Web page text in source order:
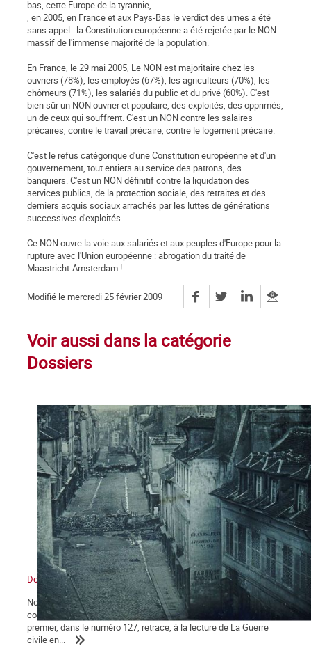
bas, cette Europe de la tyrannie,
, en 2005, en France et aux Pays-Bas le verdict des urnes a été
sans appel : la Constitution européenne a été rejetée par le NON
massif de l'immense majorité de la population.
En France, le 29 mai 2005, Le NON est majoritaire chez les
ouvriers (78%), les employés (67%), les agriculteurs (70%), les
chômeurs (71%), les salariés du public et du privé (60%). C'est
bien sûr un NON ouvrier et populaire, des exploités, des opprimés,
un de ceux qui souffrent. C'est un NON contre les salaires
précaires, contre le travail précaire, contre le logement précaire.
C'est le refus catégorique d'une Constitution européenne et d'un
gouvernement, tout entiers au service des patrons, des
banquiers. C'est un NON définitif contre la liquidation des
services publics, de la protection sociale, des retraites et des
derniers acquis sociaux arrachés par les luttes de générations
successives d'exploités.
Ce NON ouvre la voie aux salariés et aux peuples d'Europe pour la
rupture avec l'Union européenne : abrogation du traité de
Maastricht-Amsterdam !
Modifié le mercredi 25 février 2009
Voir aussi dans la catégorie
Dossiers
Dossier La Commune de Paris 150e anniversaire
Notre journal La Commune propose à ses lecteurs deux dossiers
consacrés au 150e anniversaire de la Commune de Paris : le
premier, dans le numéro 127, retrace, à la lecture de La Guerre
civile en...